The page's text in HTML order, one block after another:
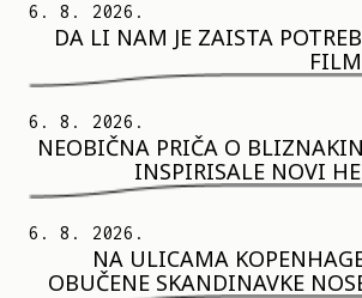
6. 8. 2026.
DA LI NAM JE ZAISTA
6. 8. 2026.
NEOBIČNA PRIČA O
INSPIRISALE NOVI
6. 8. 2026.
NA ULICAMA
OBUČENE SKANDINAVKE